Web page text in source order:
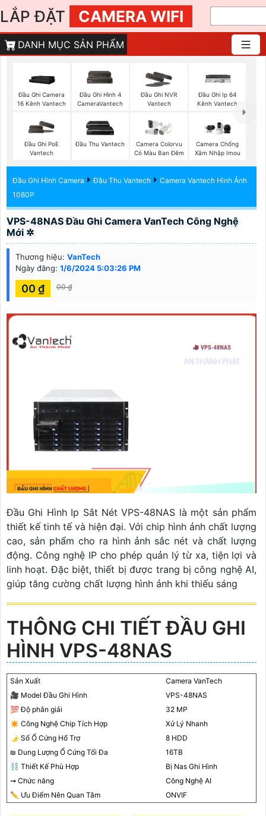
LẮP ĐẶT CAMERA WIFI
DANH MỤC SẢN PHẨM
Đầu Ghi Camera
16 Kênh Vantech
Đầu Ghi Hình 4
CameraVantech
Đầu Ghi NVR
Vantech
Đầu Ghi Ip 64
Kênh Vantech
Đầu Ghi PoE
Vantech
Đầu Thu Vantech
Camera Colorvu
Có Màu Ban Đêm
Camera Chống
Xâm Nhập Imou
Đầu Ghi Hình Camera Đầu Thu Vantech
Camera Vantech Hình Ảnh
1080P
VPS-48NAS Đầu Ghi Camera VanTech Công Nghệ
Mới ✲
Thương hiệu: VanTech
Ngày đăng: 1/6/2024 5:03:26 PM
00 ₫ 00 ₫
Đầu Ghi Hình Ip Sắt Nét VPS-48NAS là một sản phẩm
thiết kế tinh tế và hiện đại. Với chip hình ảnh chất lượng
cao, sản phẩm cho ra hình ảnh sắc nét và chất lượng
động. Công nghệ IP cho phép quản lý từ xa, tiện lợi và
linh hoạt. Đặc biệt, thiết bị được trang bị công nghệ AI,
giúp tăng cường chất lượng hình ảnh khi thiếu sáng
THÔNG CHI TIẾT ĐẦU GHI
HÌNH VPS-48NAS
Sản Xuất
Camera VanTech
🎥 Model Đầu Ghi Hình
VPS-48NAS
💯 Độ phân giải
32 MP
✴️ Công Nghệ Chip Tích Hợp
Xử Lý Nhanh
🌛 Số Ổ Cứng Hổ Trợ
8 HDD
₪ Dung Lượng Ổ Cứng Tối Đa
16TB
⛓ Thiết Kế Phù Hợp
Bị Nas Ghi Hình
⇝ Chức năng
Công Nghệ AI
✏ Ưu Điểm Nên Quan Tâm
ONVIF